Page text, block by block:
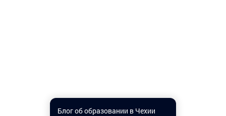
Блог об образовании в Чехии